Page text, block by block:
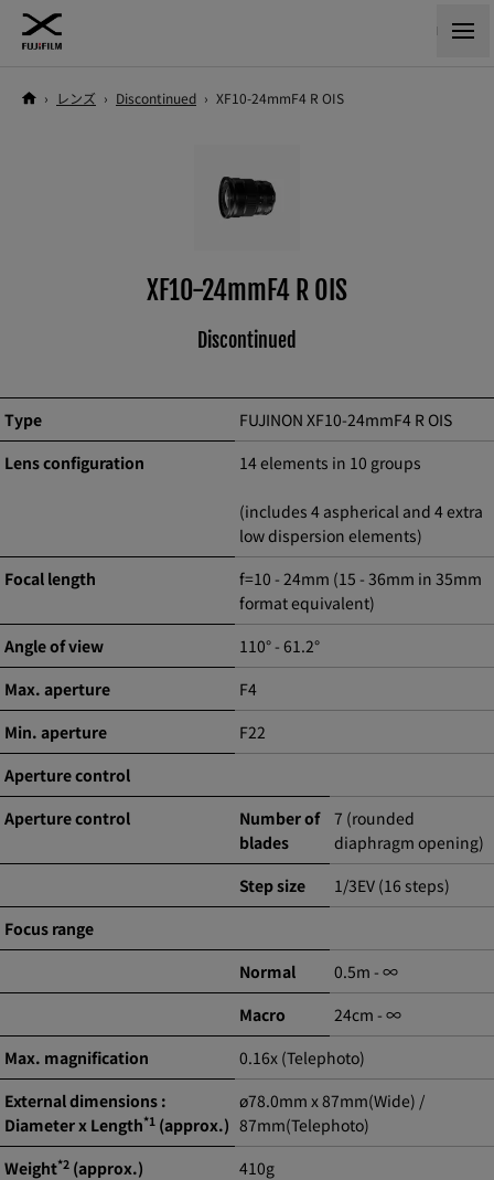
› レンズ › Discontinued › XF10-24mmF4 R OIS
XF10-24mmF4 R OIS
Discontinued
Type
FUJINON XF10-24mmF4 R OIS
Lens configuration
14 elements in 10 groups
(includes 4 aspherical and 4 extra
low dispersion elements)
Focal length
f=10 - 24mm (15 - 36mm in 35mm
format equivalent)
Angle of view
110° - 61.2°
Max. aperture
F4
Min. aperture
F22
Aperture control
Aperture control
Number of
blades
7 (rounded
diaphragm opening)
Step size
1/3EV (16 steps)
Focus range
Normal
0.5m - ∞
Macro
24cm - ∞
Max. magnification
0.16x (Telephoto)
External dimensions :
Diameter x Length*1 (approx.)
ø78.0mm x 87mm(Wide) /
87mm(Telephoto)
Weight*2 (approx.)
410g